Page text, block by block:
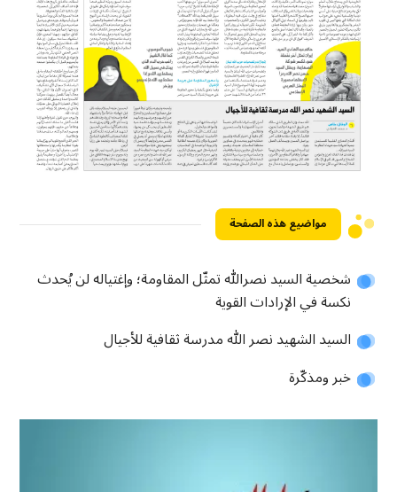
مواضيع هذه الصفحة
شخصية السيد نصرالله تمثّل المقاومة؛ وإغتياله لن يُحدث
نكسة في الإرادات القوية
السيد الشهيد نصر الله مدرسة ثقافية للأجيال
خبر ومذكّرة